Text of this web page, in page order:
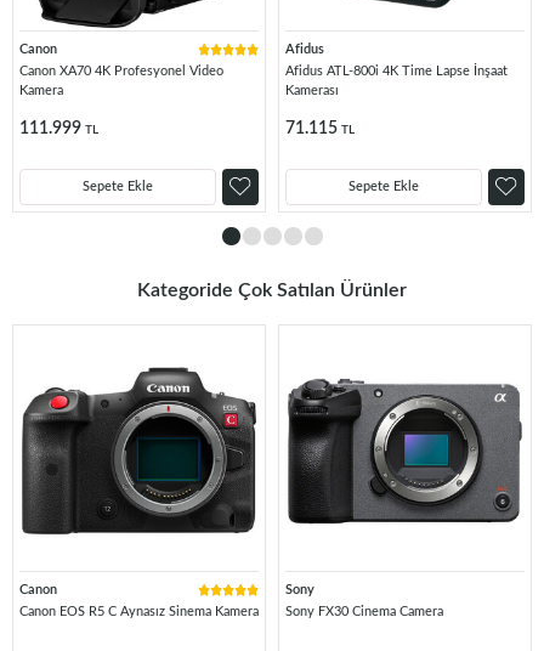
Canon
Canon XA70 4K Profesyonel Video
Kamera
111.999 TL
Sepete Ekle
Afidus
Afidus ATL-800i 4K Time Lapse İnşaat
Kamerası
71.115 TL
Sepete Ekle
Kategoride Çok Satılan Ürünler
Canon
Canon EOS R5 C Aynasız Sinema Kamera
Sony
Sony FX30 Cinema Camera